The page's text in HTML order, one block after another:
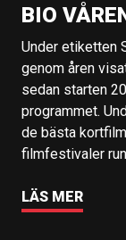
BIO
Under etiketten
genom åren
sedan starten
programmet.
de bästa
filmfestivaler
LÄS MER